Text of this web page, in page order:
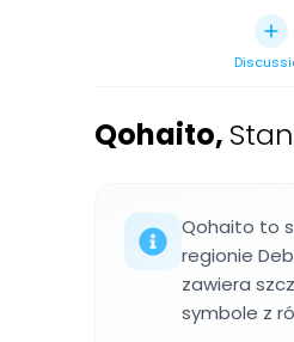
Qohaito,
Qohaito to
regionie
zawiera
symbole z